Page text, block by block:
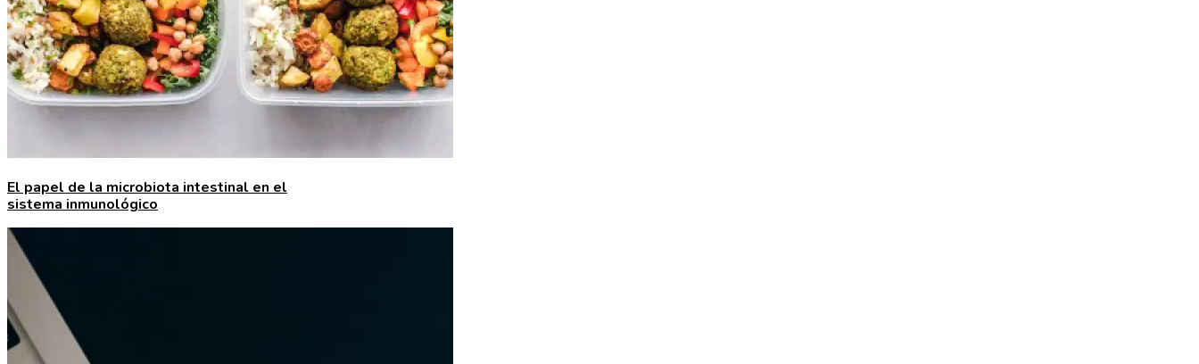
El papel de la microbiota intestinal en el
sistema inmunológico